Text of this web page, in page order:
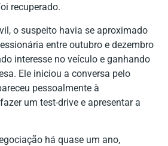
recuperado.
o suspeito havia se aproximado
entre outubro e dezembro
interesse no veículo e ganhando
Ele iniciou a conversa pelo
pessoalmente à
um test-drive e apresentar a
há quase um ano,